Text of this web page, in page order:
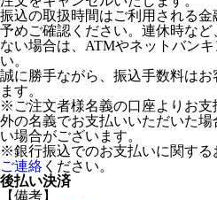
振込の取扱時間はご利用される
予めご確認ください。連休時な
ない場合は、ATMやネットバン
い。
誠に勝手ながら、振込手数料は
ます。
※ご注文者様名義の口座よりお支
外の名義でお支払いいただいた
い場合がございます。
※銀行振込でのお支払いに関する
ご連絡 ください。
後払い決済
【備考】